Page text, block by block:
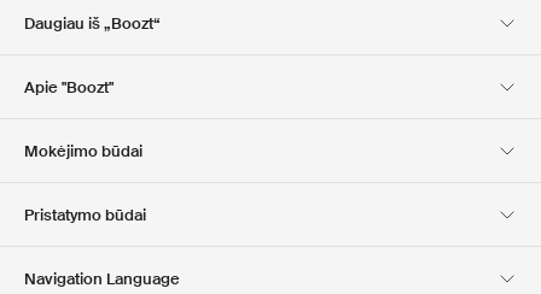
Daugiau iš „Boozt“
Club Boozt
Apie "Boozt"
Spauda ir apdovanojimai
Mokėjimo būdai
Pristatymo būdai
Navigation Language